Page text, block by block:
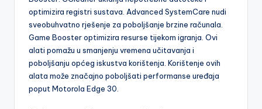
Za optimizaciju performansi preporučuje se korištenje
alata poput CCleaner, Advanced SystemCare i Game
Booster. CCleaner uklanja nepotrebne datoteke i
optimizira registri sustava. Advanced SystemCare nudi
sveobuhvatno rješenje za poboljšanje brzine računala.
Game Booster optimizira resurse tijekom igranja. Ovi
alati pomažu u smanjenju vremena učitavanja i
poboljšanju općeg iskustva korištenja. Korištenje ovih